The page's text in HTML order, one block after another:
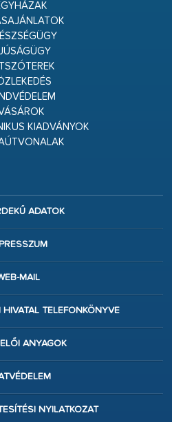
KIADVÁNYOK
ADATOK
MAIL
TELEFONKÖNYVE
ANYAGOK
NYILATKOZAT